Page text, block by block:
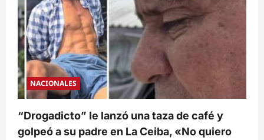
NACIONALES
“Drogadicto” le lanzó una taza de café y
golpeó a su padre en La Ceiba, «No quiero